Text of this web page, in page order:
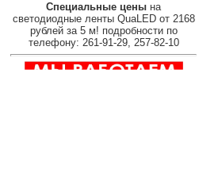
Специальные цены на
светодиодные ленты QuaLED от 2168
рублей за 5 м! подробности по
телефону: 261-91-29, 257-82-10